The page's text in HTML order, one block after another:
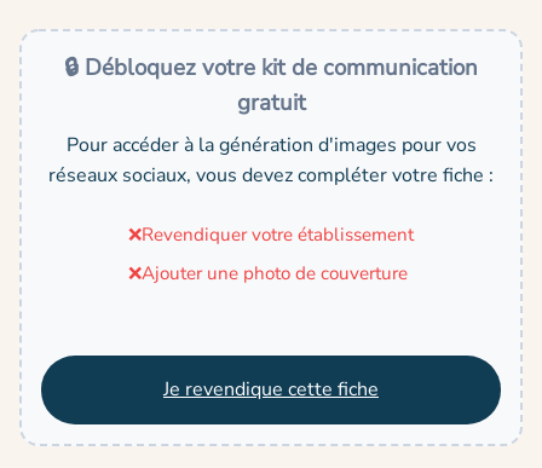
🔒 Débloquez votre kit de communication
gratuit
Pour accéder à la génération d'images pour vos
réseaux sociaux, vous devez compléter votre fiche :
❌Revendiquer votre établissement
❌Ajouter une photo de couverture
Je revendique cette fiche